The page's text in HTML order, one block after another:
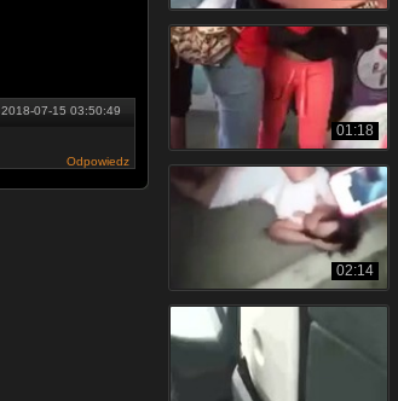
2018-07-15 03:50:49
Odpowiedz
01:18
02:14